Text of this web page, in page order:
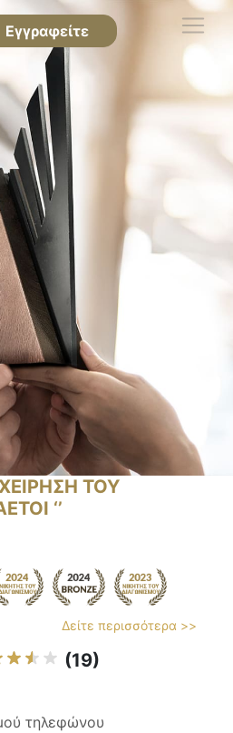
Εγγραφείτε
ΤΟΥ
‘’
Δείτε περισσότερα >>
(19)
τηλεφώνου